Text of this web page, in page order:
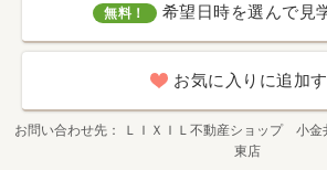
無料！ 希望日時を選んで見
お気に入りに追加
お問い合わせ先
ＬＩＸＩＬ不動産ショップ 小
東店